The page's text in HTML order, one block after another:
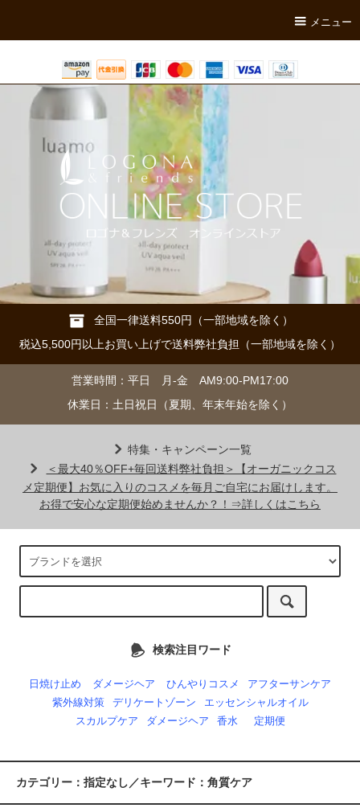
メニュー
全国一律送料550円（一部地域を除く）
税込5,500円以上お買い上げで送料弊社負担（一部地域を除く）
営業時間：平日 月-金 AM9:00-PM17:00
休業日：土日祝日（夏期、年末年始を除く）
特集・キャンペーン一覧
＜最大40％OFF+毎回送料弊社負担＞【オーガニックコス
メ定期便】お気に入りのコスメを毎月ご自宅にお届けします。
お得で安心な定期便始めませんか？！⇒詳しくはこちら
検索注目ワード
日焼け止め ダメージヘア ひんやりコスメ
アフターサンケア
紫外線対策
デリケートゾーン
エッセンシャルオイル
スカルプケア
ダメージヘア 香水 定期便
カテゴリー：指定なし／キーワード：角質ケア